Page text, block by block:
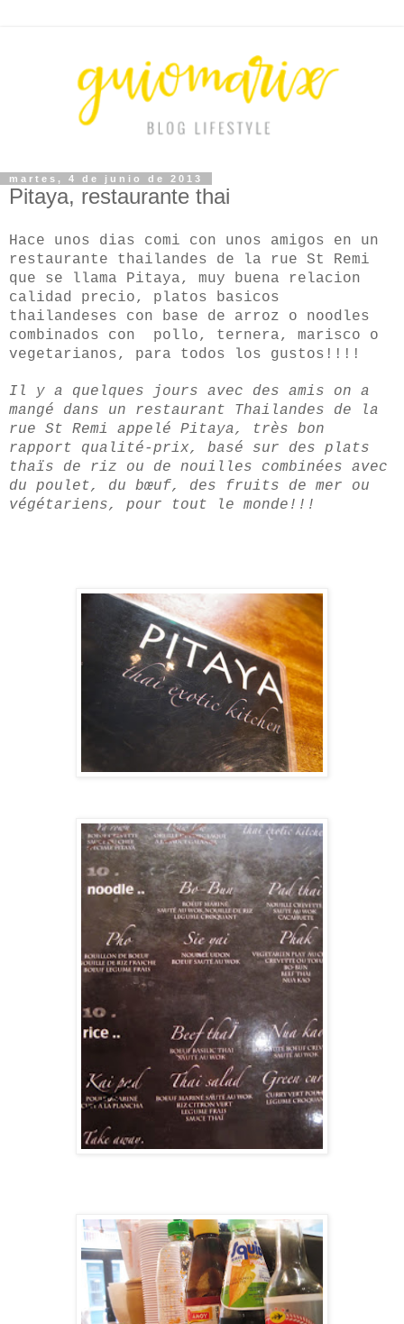
martes, 4 de junio de 2013
Pitaya, restaurante thai
Hace unos dias comi con unos amigos en un
restaurante thailandes de la rue St Remi
que se llama Pitaya, muy buena relacion
calidad precio, platos basicos
thailandeses con base de arroz o noodles
combinados con pollo, ternera, marisco o
vegetarianos, para todos los gustos!!!!
Il y a quelques jours avec des amis on a
mangé dans un restaurant Thailandes de la
rue St Remi appelé Pitaya, très bon
rapport qualité-prix, basé sur des plats
thaïs de riz ou de nouilles combinées avec
du poulet, du bœuf, des fruits de mer ou
végétariens, pour tout le monde!!!